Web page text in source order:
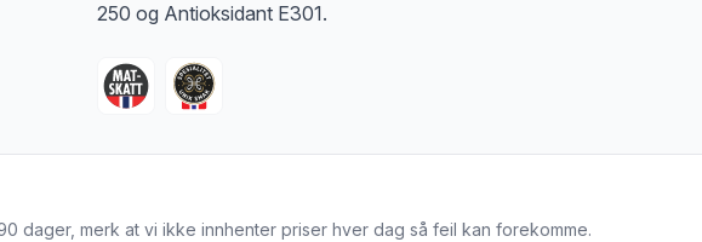
250 og Antioksidant E301.
dager, merk at vi ikke innhenter priser hver dag så feil kan forekomme.